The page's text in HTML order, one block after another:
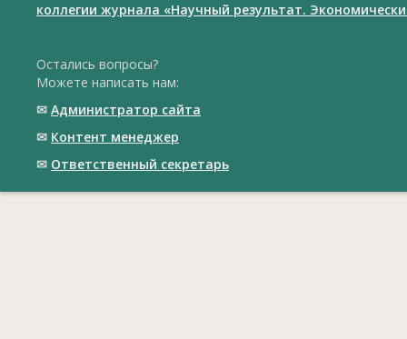
коллегии журнала «Научный результат.
Остались вопросы?
Можете написать нам:
✉ Администратор сайта
✉ Контент менеджер
✉ Ответственный cекретарь